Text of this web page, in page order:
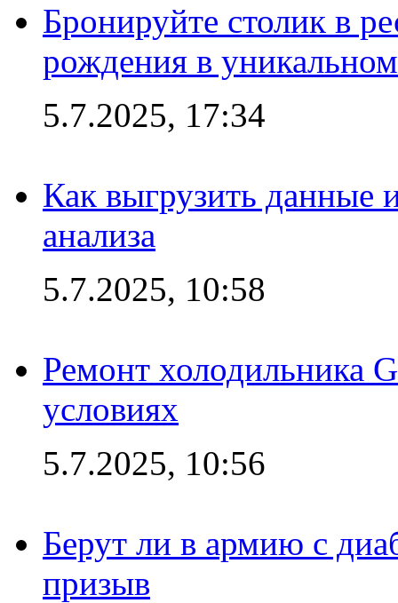
Бронируйте столик в
рождения в
5.7.2025, 17:34
Как выгрузить данные
анализа
5.7.2025, 10:58
Ремонт холодильника
условиях
5.7.2025, 10:56
Берут ли в армию с
призыв